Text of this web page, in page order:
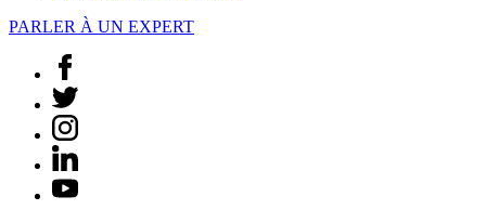
PARLER À UN EXPERT